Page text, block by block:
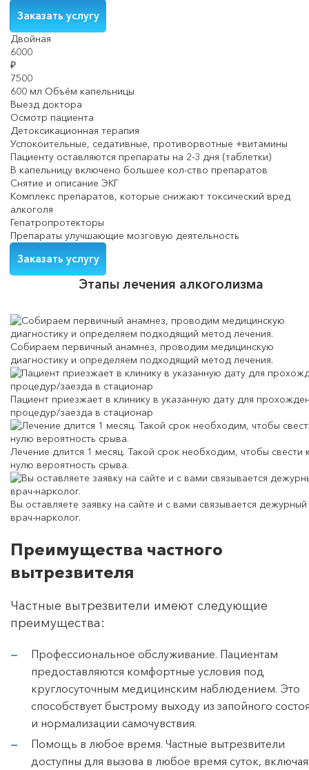
Заказать услугу
Двойная
6000
₽
7500
600 мл Объём капельницы
Выезд доктора
Осмотр пациента
Детоксикационная терапия
Успокоительные, седативные, противорвотные +витамины
Пациенту оставляются препараты на 2-3 дня (таблетки)
В капельницу включено большее кол-ство препаратов
Снятие и описание ЭКГ
Комплекс препаратов, которые снижают токсический вред
алкоголя
Гепатропротекторы
Препараты улучшающие мозговую деятельность
Заказать услугу
Этапы лечения алкоголизма
Собираем первичный анамнез, проводим медицинскую
диагностику и определяем подходящий метод лечения.
Пациент приезжает в клинику в указанную дату для
процедур/заезда в стационар
Лечение длится 1 месяц. Такой срок необходим, чтобы свести
нулю вероятность срыва.
Вы оставляете заявку на сайте и с вами связывается дежурный
врач-нарколог.
Преимущества частного
вытрезвителя
Частные вытрезвители имеют следующие
преимущества:
Профессиональное обслуживание. Пациентам
предоставляются комфортные условия под
круглосуточным медицинским наблюдением. Это
способствует быстрому выходу из запойного
и нормализации самочувствия.
Помощь в любое время. Частные вытрезвители
доступны для вызова в любое время суток, включая